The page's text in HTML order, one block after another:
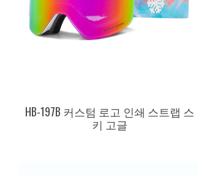
HB-197B 커스텀 로고 인쇄 스트랩 스
키 고글